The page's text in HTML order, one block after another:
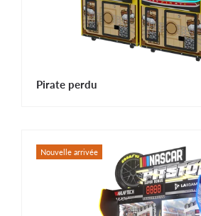
Pirate perdu
Nouvelle arrivée